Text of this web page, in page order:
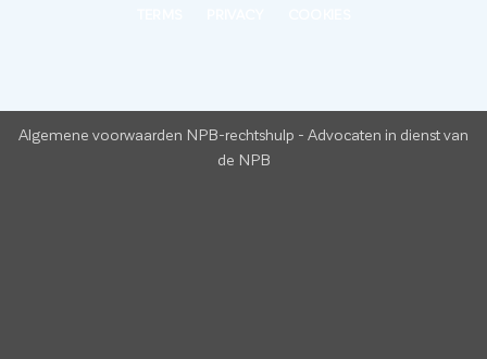
Algemene voorwaarden NPB-rechtshulp - Advocaten in dienst van
de NPB